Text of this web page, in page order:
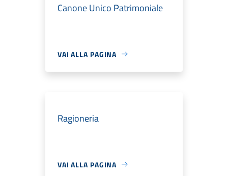
Canone Unico Patrimoniale
VAI ALLA PAGINA
Ragioneria
VAI ALLA PAGINA